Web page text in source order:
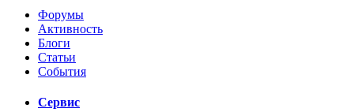
Форумы
Активность
Блоги
Статьи
События
Сервис